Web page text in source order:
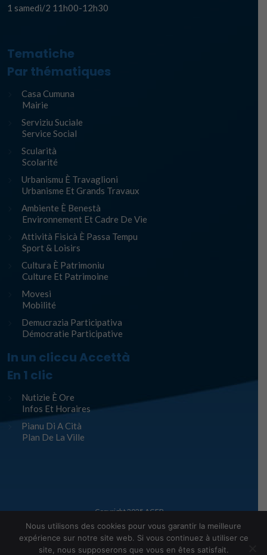
1 samedi/2 11h00-12h30
Tematiche
Par thématiques
Casa Cumuna
Mairie
Serviziu Suciale
Service Social
Scularità
Scolarité
Urbanismu È Travaglioni
Urbanisme Et Grands Travaux
Ambiente È Benestà
Environnement Et Cadre De Vie
Attività Fisicà È Passa Tempu
Sport & Loisirs
Cultura È Patrimoniu
Culture Et Patrimoine
Movesi
Mobilité
Demucrazia Participativa
Démocratie Participative
In un cliccu Accettà
En 1 clic
Nutizie È Ore
Infos Et Horaires
Pianu Di A Cità
Plan De La Ville
Copyright 2025AGEP
Legge infurmàtiche – Mentions Légales
Nous utilisons des cookies pour vous garantir la meilleure
expérience sur notre site web. Si vous continuez à utiliser ce
site, nous supposerons que vous en êtes satisfait.